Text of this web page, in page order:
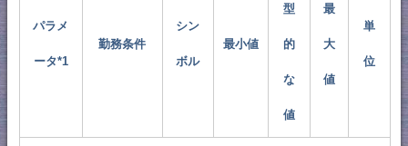
パラメ
ータ*1
勤務条件
シン
ボル
最小値
型
的
な
値
最
大
値
単
位